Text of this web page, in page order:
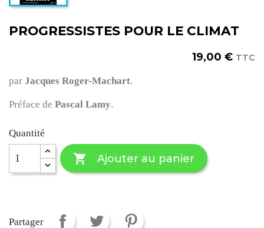
PROGRESSISTES POUR LE CLIMAT
19,00 € TTC
par Jacques Roger-Machart.
Préface de Pascal Lamy.
Quantité
 Ajouter au panier
Partager